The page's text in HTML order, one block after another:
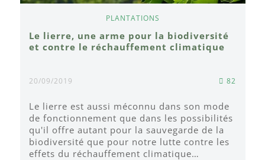
PLANTATIONS
Le lierre, une arme pour la biodiversité
et contre le réchauffement climatique
20/09/2019 82
Le lierre est aussi méconnu dans son mode
de fonctionnement que dans les possibilités
qu'il offre autant pour la sauvegarde de la
biodiversité que pour notre lutte contre les
effets du réchauffement climatique…